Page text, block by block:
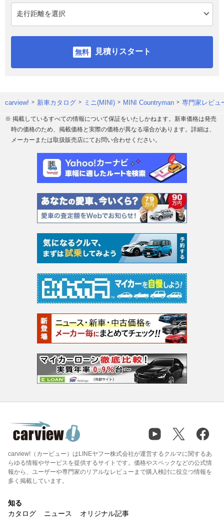
見積りスタート
carview! 新車カタログ ミニ(MINI) MINI Countryman 専門家レビュ
※ 掲載しているすべての情報について保証をいたしかねます。新車価格は発売
時の価格のため、掲載価格と実際の価格が異なる場合があります。詳細は、
メーカーまたは取扱販売店にてお問い合わせください。
carview!（カービュー）はLINEヤフー株式会社が運営するクルマに関するあ
らゆる情報やサービスを提供するサイトです。価格やスペックなどの公式情
報から、ユーザーや専門家のリアルなレビューまで購入検討に役立つ情報を
多く掲載しています。
知る
カタログ
ニュース オリジナル記事